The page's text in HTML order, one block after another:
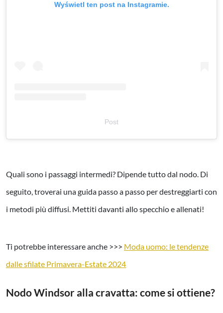
Wyświetl ten post na Instagramie.
Post
Quali sono i passaggi intermedi? Dipende tutto dal nodo. Di
seguito, troverai una guida passo a passo per destreggiarti con
i metodi più diffusi. Mettiti davanti allo specchio e allenati!
Ti potrebbe interessare anche >>> Moda uomo: le tendenze
dalle sfilate Primavera-Estate 2024
Nodo Windsor alla cravatta: come si ottiene?